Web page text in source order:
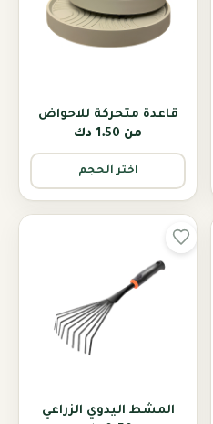
قاعدة متحركة للاحواض
من 1.50 دك
اختر الحجم
المشط اليدوي الزراعي